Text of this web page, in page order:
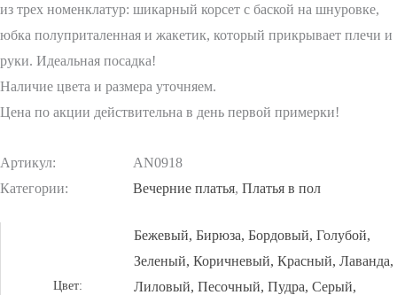
из трех номенклатур: шикарный корсет с баской на шнуровке,
юбка полуприталенная и жакетик, который прикрывает плечи и
руки. Идеальная посадка!
Наличие цвета и размера уточняем.
Цена по акции действительна в день первой примерки!
Артикул:
AN0918
Категории:
Вечерние платья, Платья в пол
Цвет:
Бежевый, Бирюза, Бордовый, Голубой,
Зеленый, Коричневый, Красный, Лаванда,
Лиловый, Песочный, Пудра, Серый,